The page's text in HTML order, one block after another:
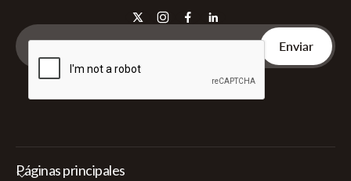
Páginas principales